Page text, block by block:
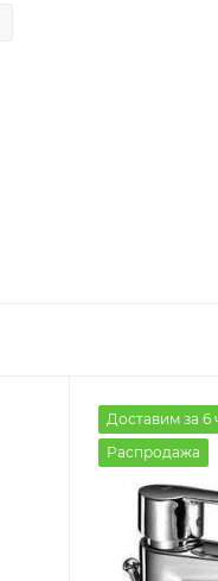
Доставим за 6
Распродажа